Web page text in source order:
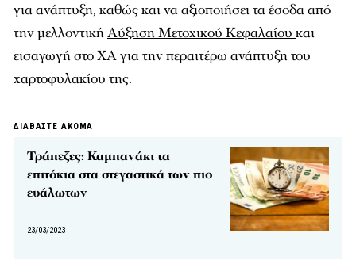
για ανάπτυξη, καθώς και να αξιοποιήσει τα έσοδα από
την μελλοντικήΑύξηση Μετοχικού Κεφαλαίου και
εισαγωγή στο ΧΑ για την περαιτέρω ανάπτυξη του
χαρτοφυλακίου της.
ΔΙΑΒΑΣΤΕ ΑΚΟΜΑ
Τράπεζες: Καμπανάκι τα
επιτόκια στα στεγαστικά των πιο
ευάλωτων
23/03/2023